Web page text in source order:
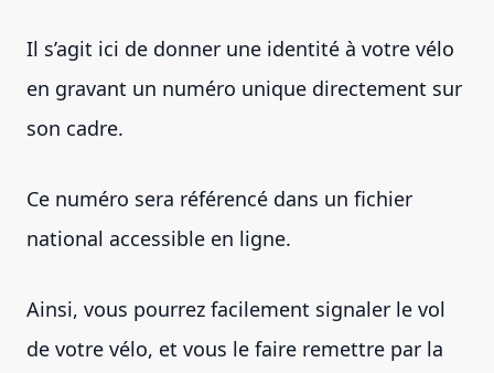
Il s’agit ici de donner une identité à votre vélo
en gravant un numéro unique directement sur
son cadre.
Ce numéro sera référencé dans un fichier
national accessible en ligne.
Ainsi, vous pourrez facilement signaler le vol
de votre vélo, et vous le faire remettre par la